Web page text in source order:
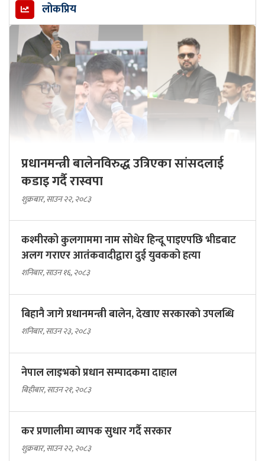
लोकप्रिय
प्रधानमन्त्री बालेनविरुद्ध उत्रिएका सांसदलाई
कडाइ गर्दै रास्वपा
शुक्रबार, साउन २२, २०८३
कश्मीरको कुलगाममा नाम सोधेर हिन्दू पाइएपछि भीडबाट
अलग गराएर आतंकवादीद्वारा दुई युवकको हत्या
शनिबार, साउन १६, २०८३
बिहानै जागे प्रधानमन्त्री बालेन, देखाए सरकारकाे उपलब्धि
शनिबार, साउन २३, २०८३
नेपाल लाइभको प्रधान सम्पादकमा दाहाल
बिहीबार, साउन २१, २०८३
कर प्रणालीमा व्यापक सुधार गर्दै सरकार
शुक्रबार, साउन २२, २०८३